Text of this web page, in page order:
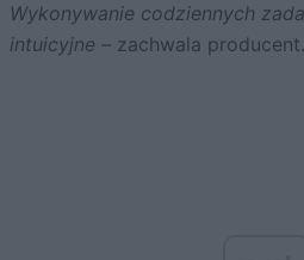
Wykonywanie codziennych
intuicyjne – zachwala producent.